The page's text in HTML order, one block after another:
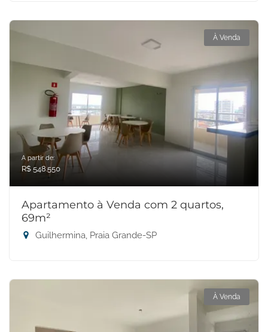
À Venda
A partir de:
R$ 548.550
Apartamento à Venda com 2 quartos,
69m²
Guilhermina, Praia Grande-SP
À Venda